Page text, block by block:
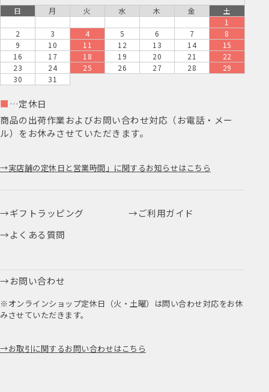
日 月 火 水 木 金
土
1
2
3 4 5 6 7
8
9
10 11 12 13 14
15
16
17 18 19 20 21
22
23
24 25 26 27 28
29
30
31
■ …定休日
商品の出荷作業およびお問い合わせ対応（お電話・メー
ル）をお休みさせていただきます。
実店舗の定休日と営業時間」に関するお知らせはこちら
ギフトラッピング
ご利用ガイド
よくある質問
お問い合わせ
※オンラインショップ定休日（火・土曜）は問い合わせ対応をお休
みさせていただきます。
お取引に関するお問い合わせはこちら